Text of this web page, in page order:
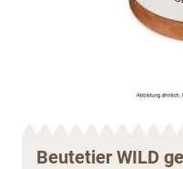
Beutetier WILD